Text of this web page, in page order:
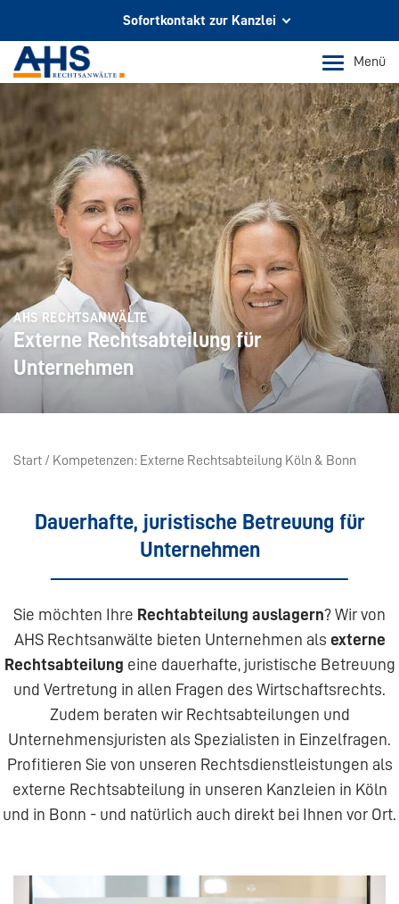
Sofortkontakt zur Kanzlei
Ihr Partner für Rechtsberatung
In Köln und Bonn
Telefon Köln
+49 221 973 096 0
Telefon Bonn
+49 228 956 9717
E-Mail-Kontakt
info@ahs-kanzlei.de
Menü
AHS RECHTSANWÄLTE
Externe Rechtsabteilung für
Unternehmen
Start Kompetenzen Externe Rechtsabteilung Köln & Bonn
Dauerhafte, juristische Betreuung für
Unternehmen
Sie möchten Ihre Rechtabteilung auslagern? Wir von
AHS Rechtsanwälte bieten Unternehmen als externe
Rechtsabteilung eine dauerhafte, juristische Betreuung
und Vertretung in allen Fragen des Wirtschaftsrechts.
Zudem beraten wir Rechtsabteilungen und
Unternehmensjuristen als Spezialisten in Einzelfragen.
Profitieren Sie von unseren Rechtsdienstleistungen als
externe Rechtsabteilung in unseren Kanzleien in Köln
und in Bonn - und natürlich auch direkt bei Ihnen vor Ort.